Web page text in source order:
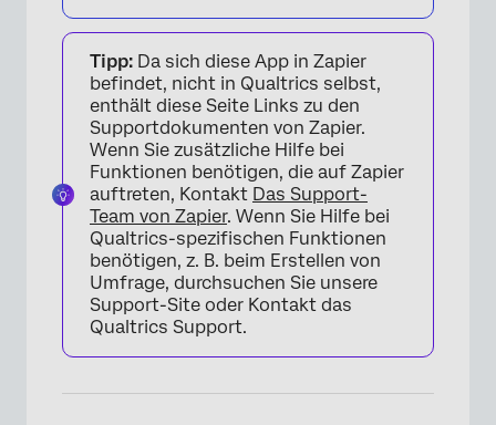
Tipp: Da sich diese App in Zapier
befindet, nicht in Qualtrics selbst,
enthält diese Seite Links zu den
Supportdokumenten von Zapier.
Wenn Sie zusätzliche Hilfe bei
Funktionen benötigen, die auf Zapier
auftreten, Kontakt Das Support-
Team von Zapier. Wenn Sie Hilfe bei
Qualtrics-spezifischen Funktionen
benötigen, z. B. beim Erstellen von
Umfrage, durchsuchen Sie unsere
Support-Site oder Kontakt das
Qualtrics Support.